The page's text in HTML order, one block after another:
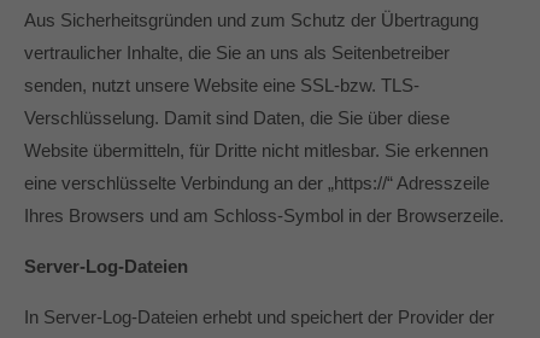
Aus Sicherheitsgründen und zum Schutz der Übertragung
vertraulicher Inhalte, die Sie an uns als Seitenbetreiber
senden, nutzt unsere Website eine SSL-bzw. TLS-
Verschlüsselung. Damit sind Daten, die Sie über diese
Website übermitteln, für Dritte nicht mitlesbar. Sie erkennen
eine verschlüsselte Verbindung an der „https://“ Adresszeile
Ihres Browsers und am Schloss-Symbol in der Browserzeile.
Server-Log-Dateien
In Server-Log-Dateien erhebt und speichert der Provider der